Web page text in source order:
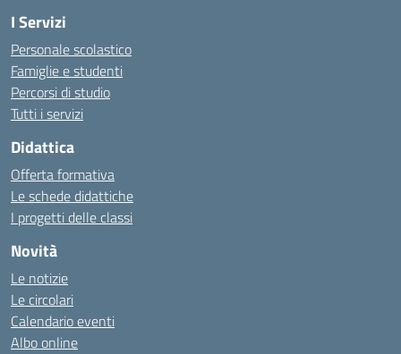
I Servizi
Personale scolastico
Famiglie e studenti
Percorsi di studio
Tutti i servizi
Didattica
Offerta formativa
Le schede didattiche
I progetti delle classi
Novità
Le notizie
Le circolari
Calendario eventi
Albo online